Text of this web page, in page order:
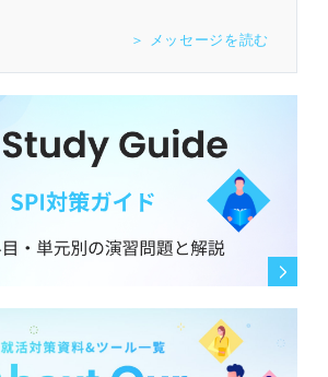
＞ メッセージを読む